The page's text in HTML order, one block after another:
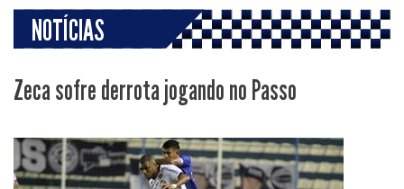
NOTÍCIAS
Zeca sofre derrota jogando no Passo